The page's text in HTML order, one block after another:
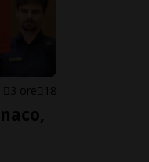
3 ore 18